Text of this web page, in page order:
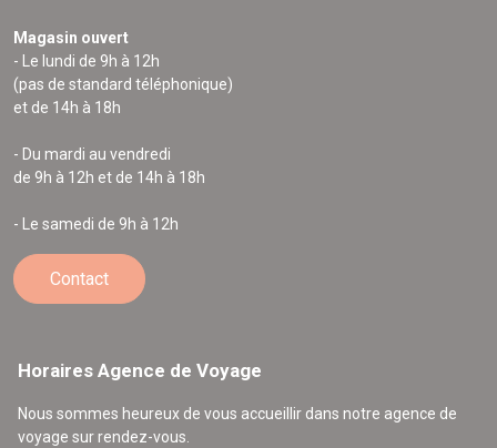
Magasin ouvert
- Le lundi de 9h à 12h
(pas de standard téléphonique)
et de 14h à 18h
- Du mardi au vendredi
de 9h à 12h et de 14h à 18h
- Le samedi de 9h à 12h
Contact
Horaires Agence de Voyage
Nous sommes heureux de vous accueillir dans notre agence de
voyage sur rendez-vous.